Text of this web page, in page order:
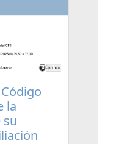
la
su